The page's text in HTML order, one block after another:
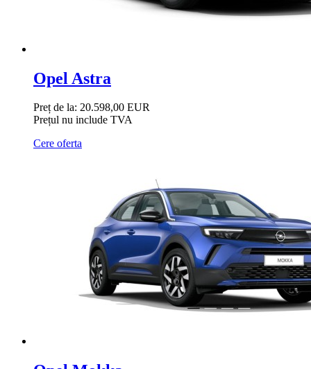
Opel Astra
Preț de la: 20.598,00 EUR
Prețul nu include TVA
Cere oferta